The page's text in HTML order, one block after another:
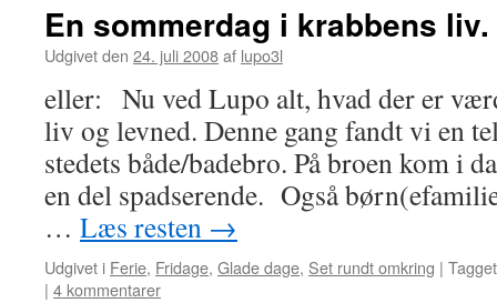
En sommerdag i krabbens liv.
Udgivet den 24. juli 2008af lupo3l
eller: Nu ved Lupo alt, hvad der er
liv og levned. Denne gang fandt vi en
stedets både/badebro. På broen kom i
en del spadserende. Også
… Læs resten →
Udgivet i Ferie, Fridage, Glade dage, Set rundt omkring | Tagget
| 4 kommentarer